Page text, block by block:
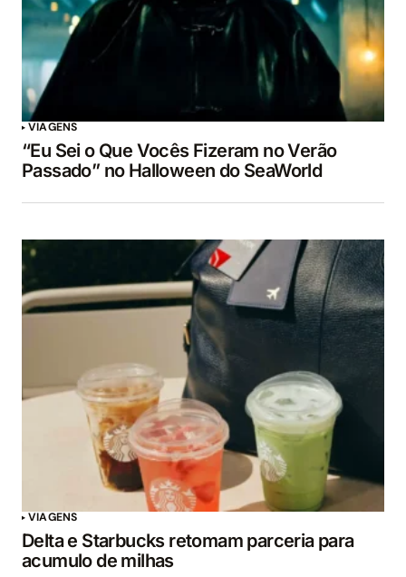
VIAGENS
“Eu Sei o Que Vocês Fizeram no Verão
Passado” no Halloween do SeaWorld
VIAGENS
Delta e Starbucks retomam parceria para
acumulo de milhas